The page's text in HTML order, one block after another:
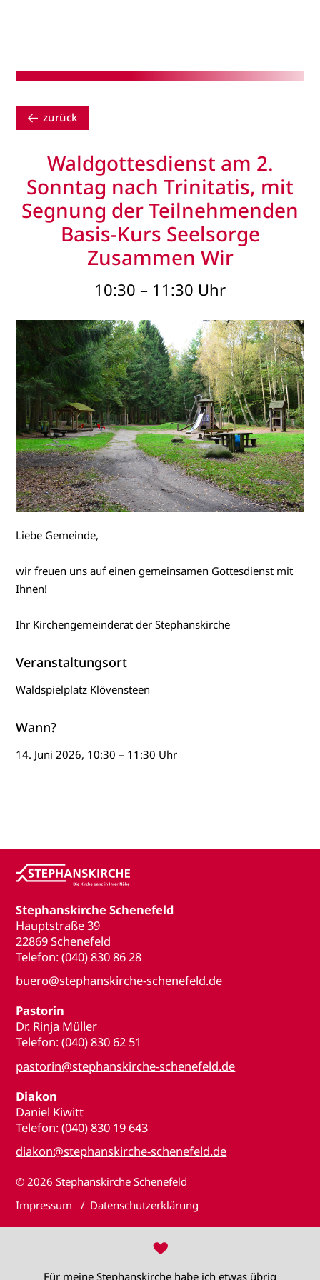
zurück
Waldgottesdienst am 2.
Sonntag nach Trinitatis, mit
Segnung der Teilnehmenden
Basis-Kurs Seelsorge
Zusammen Wir
10:30 – 11:30 Uhr
Liebe Gemeinde,
wir freuen uns auf einen gemeinsamen Gottesdienst mit
Ihnen!
Ihr Kirchengemeinderat der Stephanskirche
Veranstaltungsort
Waldspielplatz Klövensteen
Wann?
14. Juni 2026, 10:30 – 11:30 Uhr
Stephanskirche Schenefeld
Hauptstraße 39
22869 Schenefeld
Telefon: (040) 830 86 28
buero@stephanskirche-schenefeld.de
Pastorin
Dr. Rinja Müller
Telefon: (040) 830 62 51
pastorin@stephanskirche-schenefeld.de
Diakon
Daniel Kiwitt
Telefon: (040) 830 19 643
diakon@stephanskirche-schenefeld.de
© 2026 Stephanskirche Schenefeld
Impressum
Datenschutzerklärung
♥
Für meine Stephanskirche habe ich etwas übrig